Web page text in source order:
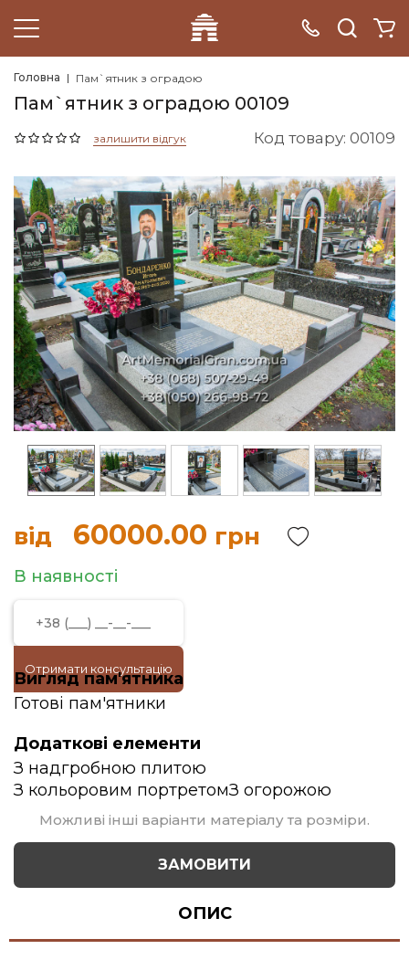
Головна Пам`ятник з оградою
Пам`ятник з оградою 00109
залишити відгук Код товару: 00109
від 60000.00 грн
В наявності
Отримати консультацію
Вигляд пам'ятника
Готові пам'ятники
Додаткові елементи
З надгробною плитою
З кольоровим портретомЗ огорожою
Можливі інші варіанти матеріалу та розміри.
ЗАМОВИТИ
ОПИС